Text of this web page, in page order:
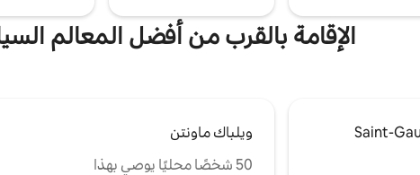
الإقامة بالقرب من أفضل المعالم
Saint-
ويلباك ماونتن
50 شخصًا محليًا يوصي بهذا